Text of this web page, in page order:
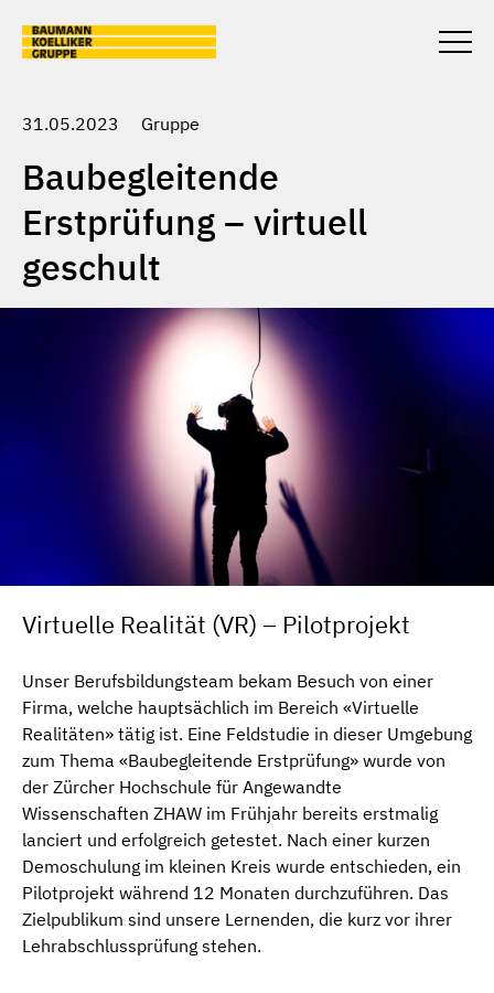
31.05.2023 unter
Gruppe
Baubegleitende
Erstprüfung – virtuell
geschult
Virtuelle Realität (VR) – Pilotprojekt
Unser Berufsbildungsteam bekam Besuch von einer
Firma, welche hauptsächlich im Bereich «Virtuelle
Realitäten» tätig ist. Eine Feldstudie in dieser Umgebung
zum Thema «Baubegleitende Erstprüfung» wurde von
der Zürcher Hochschule für Angewandte
Wissenschaften ZHAW im Frühjahr bereits erstmalig
lanciert und erfolgreich getestet. Nach einer kurzen
Demoschulung im kleinen Kreis wurde entschieden, ein
Pilotprojekt während 12 Monaten durchzuführen. Das
Zielpublikum sind unsere Lernenden, die kurz vor ihrer
Lehrabschlussprüfung stehen.